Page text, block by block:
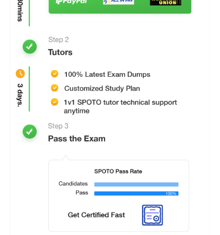
正確な模擬試験問題＆正解で、3～5日で試験に合格す
るのに十分です。